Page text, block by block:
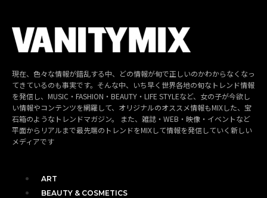
現在、色々な情報が錯乱する中、どの情報が旬で正しいのかわからなくなっ
てきているのも事実です。そんな中、いち早く世界各地の旬なトレンド情報
を発信し、MUSIC・FASHION・BEAUTY・LIFE STYLEなど、女の子が今欲し
い情報やコンテンツを網羅して、オリジナルのオススメ情報もMIXした、宝
石箱のようなトレンドマガジン。 また、雑誌・WEB・映像・イベントなど
平面からリアルまで最先端のトレンドをMIXして情報を発信していく新しい
メディアです
ART
BEAUTY & COSMETICS